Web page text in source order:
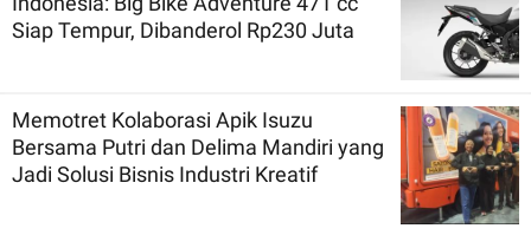
Siap Tempur, Dibanderol Rp230 Juta
Memotret Kolaborasi Apik Isuzu
Bersama Putri dan Delima Mandiri yang
Jadi Solusi Bisnis Industri Kreatif